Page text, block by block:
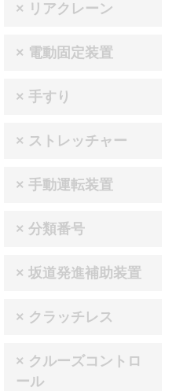
× リアクレーン
× 電動固定装置
× 手すり
× ストレッチャー
× 手動運転装置
× 分類番号
× 坂道発進補助装置
× クラッチレス
× クルーズコントロ
ール